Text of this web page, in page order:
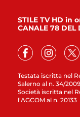
Testata iscritta nel
Salerno al n. 34/2009
Società iscritta nel
l’AGCOM al n. 20133
STILE TV HD in
CANALE 78 DEL